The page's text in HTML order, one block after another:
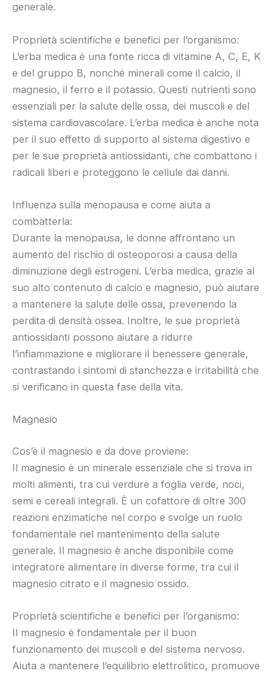
generale.
Proprietà scientifiche e benefici per l’organismo:
L’erba medica è una fonte ricca di vitamine A, C, E, K
e del gruppo B, nonché minerali come il calcio, il
magnesio, il ferro e il potassio. Questi nutrienti sono
essenziali per la salute delle ossa, dei muscoli e del
sistema cardiovascolare. L’erba medica è anche nota
per il suo effetto di supporto al sistema digestivo e
per le sue proprietà antiossidanti, che combattono i
radicali liberi e proteggono le cellule dai danni.
Influenza sulla menopausa e come aiuta a
combatterla:
Durante la menopausa, le donne affrontano un
aumento del rischio di osteoporosi a causa della
diminuzione degli estrogeni. L’erba medica, grazie al
suo alto contenuto di calcio e magnesio, può aiutare
a mantenere la salute delle ossa, prevenendo la
perdita di densità ossea. Inoltre, le sue proprietà
antiossidanti possono aiutare a ridurre
l’infiammazione e migliorare il benessere generale,
contrastando i sintomi di stanchezza e irritabilità che
si verificano in questa fase della vita.
Magnesio
Cos’è il magnesio e da dove proviene:
Il magnesio è un minerale essenziale che si trova in
molti alimenti, tra cui verdure a foglia verde, noci,
semi e cereali integrali. È un cofattore di oltre 300
reazioni enzimatiche nel corpo e svolge un ruolo
fondamentale nel mantenimento della salute
generale. Il magnesio è anche disponibile come
integratore alimentare in diverse forme, tra cui il
magnesio citrato e il magnesio ossido.
Proprietà scientifiche e benefici per l’organismo:
Il magnesio è fondamentale per il buon
funzionamento dei muscoli e del sistema nervoso.
Aiuta a mantenere l’equilibrio elettrolitico, promuove